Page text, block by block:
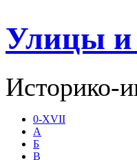
Улицы и
Историко-
0-XVII
А
Б
В